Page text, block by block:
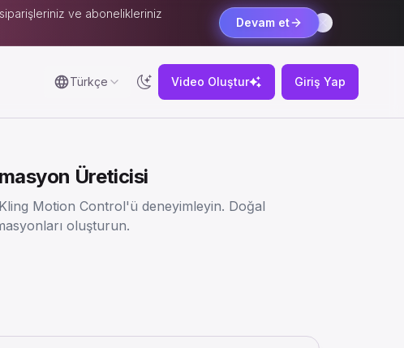
ve abonelikleriniz
Devam et
Türkçe Video Oluştur Giriş Yap
Üreticisi
Motion Control'ü deneyimleyin. Doğal
oluşturun.